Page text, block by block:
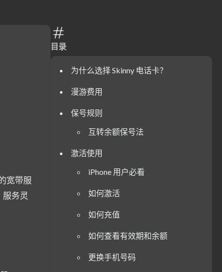
目录
为什么选择 Skinny 电话卡？
漫游费用
保号规则
互转余额保号法
激活使用
iPhone 用户必看
如何激活
如何充值
如何查看有效期和余额
更换手机号码
宽带服
务灵